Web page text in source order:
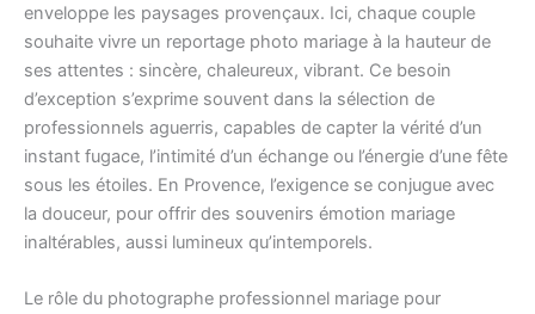
enveloppe les paysages provençaux. Ici, chaque couple
souhaite vivre un reportage photo mariage à la hauteur de
ses attentes : sincère, chaleureux, vibrant. Ce besoin
d’exception s’exprime souvent dans la sélection de
professionnels aguerris, capables de capter la vérité d’un
instant fugace, l’intimité d’un échange ou l’énergie d’une fête
sous les étoiles. En Provence, l’exigence se conjugue avec
la douceur, pour offrir des souvenirs émotion mariage
inaltérables, aussi lumineux qu’intemporels.
Le rôle du photographe professionnel mariage pour